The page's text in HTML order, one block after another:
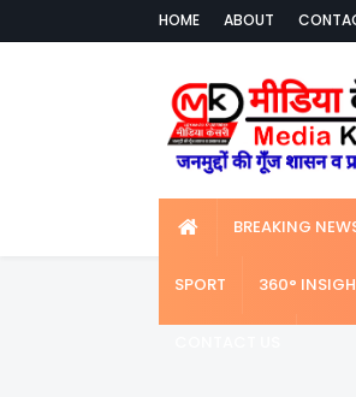
HOME ABOUT
BREAKING
SPORT 360°